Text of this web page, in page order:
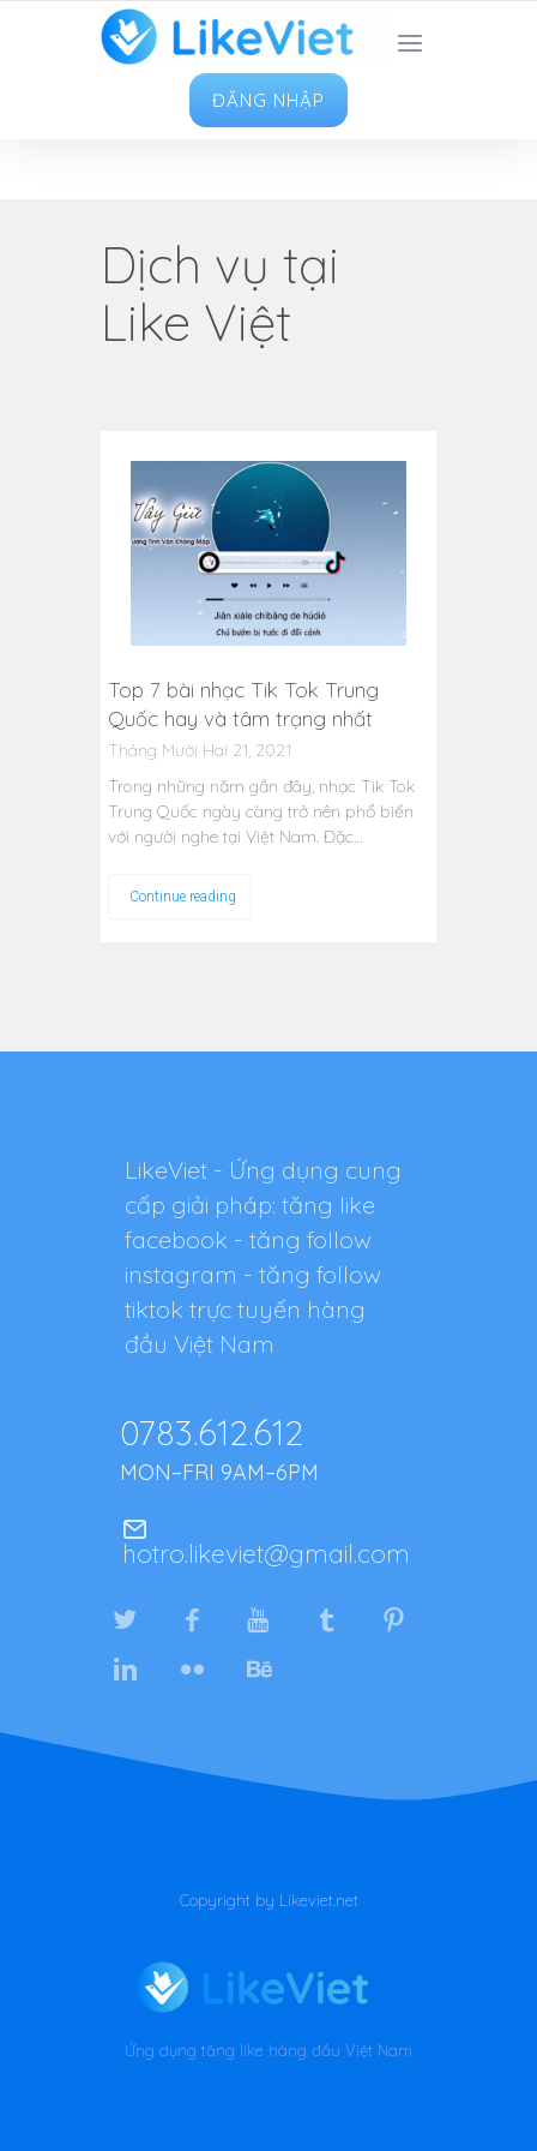
TOP 1 ỨNG DỤNG TĂNG LIKE HAY NHẤT VIỆT
NAM
ĐĂNG NHẬP
Dịch vụ tại
Like Việt
Top 7 bài nhạc Tik Tok Trung
Quốc hay và tâm trạng nhất
Tháng Mười Hai 21, 2021
Trong những năm gần đây, nhạc Tik Tok
Trung Quốc ngày càng trở nên phổ biến
với người nghe tại Việt Nam. Đặc…
Continue reading
LikeViet - Ứng dụng cung
cấp giải pháp: tăng like
facebook - tăng follow
instagram - tăng follow
tiktok trực tuyến hàng
đầu Việt Nam
0783.612.612
MON–FRI 9AM–6PM
hotro.likeviet@gmail.com
Copyright by Likeviet.net
Ứng dụng tăng like hàng đầu Việt Nam